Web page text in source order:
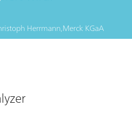
Herrmann,Merck KGaA